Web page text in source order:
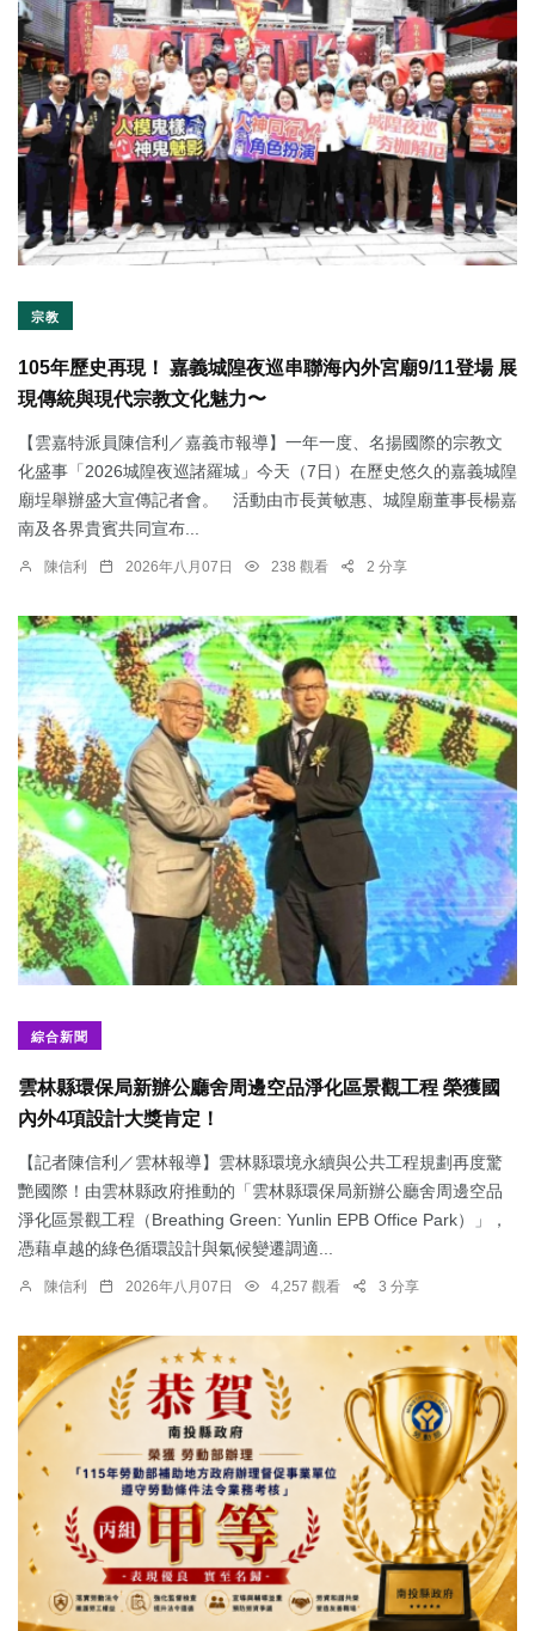
宗教
105年歷史再現！ 嘉義城隍夜巡串聯海內外宮廟9/11登場 展
現傳統與現代宗教文化魅力〜
【雲嘉特派員陳信利／嘉義市報導】一年一度、名揚國際的宗教文
化盛事「2026城隍夜巡諸羅城」今天（7日）在歷史悠久的嘉義城隍
廟埕舉辦盛大宣傳記者會。 活動由市長黃敏惠、城隍廟董事長楊嘉
南及各界貴賓共同宣布...
陳信利 2026年八月07日 238 觀看 2 分享
綜合新聞
雲林縣環保局新辦公廳舍周邊空品淨化區景觀工程 榮獲國
內外4項設計大獎肯定！
【記者陳信利／雲林報導】雲林縣環境永續與公共工程規劃再度驚
艷國際！由雲林縣政府推動的「雲林縣環保局新辦公廳舍周邊空品
淨化區景觀工程（Breathing Green: Yunlin EPB Office Park）」，
憑藉卓越的綠色循環設計與氣候變遷調適...
陳信利 2026年八月07日 4,257 觀看 3 分享